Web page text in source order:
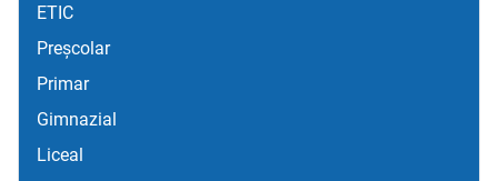
ETIC
Preșcolar
Primar
Gimnazial
Liceal